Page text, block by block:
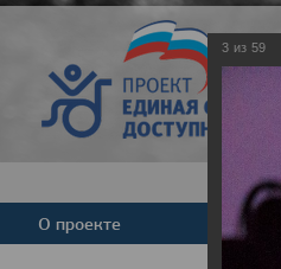
О проекте Команда
3 из 59